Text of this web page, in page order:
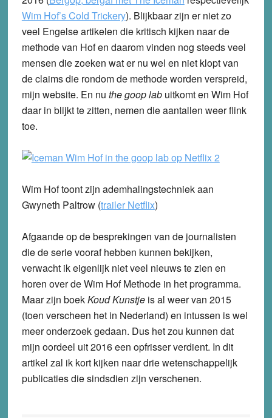
Wim Hof’s Cold Trickery). Blijkbaar zijn er niet zo
veel Engelse artikelen die kritisch kijken naar de
methode van Hof en daarom vinden nog steeds veel
mensen die zoeken wat er nu wel en niet klopt van
de claims die rondom de methode worden verspreid,
mijn website. En nu the goop labuitkomt en Wim Hof
daar in blijkt te zitten, nemen die aantallen weer flink
toe.
Wim Hof toont zijn ademhalingstechniek aan
Gwyneth Paltrow (trailer Netflix)
Afgaande op de besprekingen van de journalisten
die de serie vooraf hebben kunnen bekijken,
verwacht ik eigenlijk niet veel nieuws te zien en
horen over de Wim Hof Methode in het programma.
Maar zijn boekKoud Kunstjeis al weer van 2015
(toen verscheen het in Nederland) en intussen is wel
meer onderzoek gedaan. Dus het zou kunnen dat
mijn oordeel uit 2016 een opfrisser verdient. In dit
artikel zal ik kort kijken naar drie wetenschappelijk
publicaties die sindsdien zijn verschenen.